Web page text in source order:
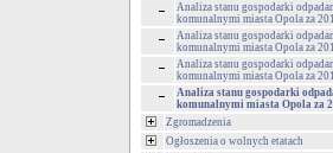
Analiza stanu gospodarki
komunalnymi miasta Opola za
Analiza stanu gospodarki
komunalnymi miasta Opola za
Analiza stanu gospodarki
komunalnymi miasta Opola za
Analiza stanu gospodarki
komunalnymi miasta Opola za
Zgromadzenia
Ogłoszenia o wolnych etatach